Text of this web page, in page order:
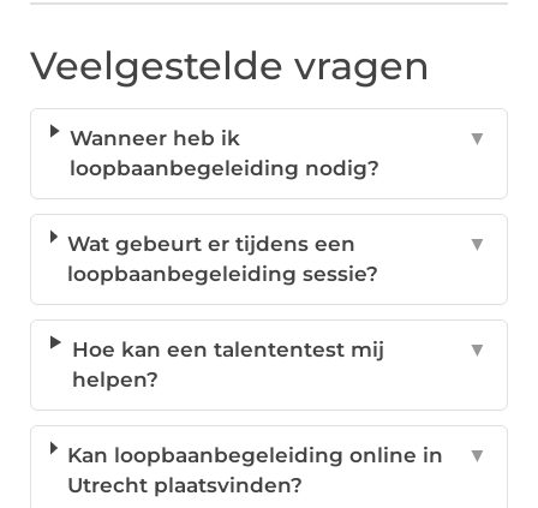
Veelgestelde vragen
Wanneer heb ik
loopbaanbegeleiding nodig?
▼
Wat gebeurt er tijdens een
loopbaanbegeleiding sessie?
▼
Hoe kan een talententest mij
helpen?
▼
Kan loopbaanbegeleiding online in
Utrecht plaatsvinden?
▼